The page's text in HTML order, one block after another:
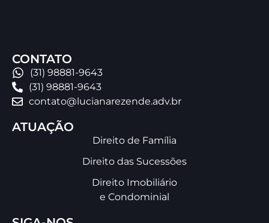
CONTATO
(31) 98881-9643
(31) 98881-9643
contato@lucianarezende.adv.br
ATUAÇÃO
Direito de Família
Direito das Sucessões
Direito Imobiliário
e Condominial